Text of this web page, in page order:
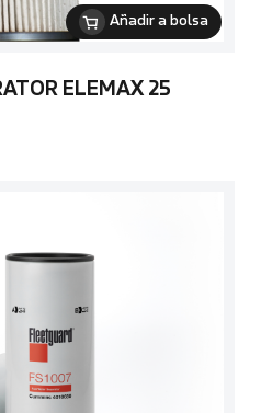
Añadir a bolsa
ELEMAX 25